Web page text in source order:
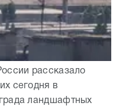
рассказало
сегодня в
ландшафтных